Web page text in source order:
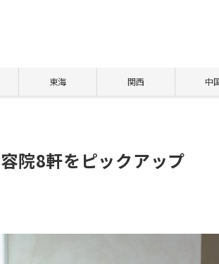
東海 関西 中
院8軒をピックアップ